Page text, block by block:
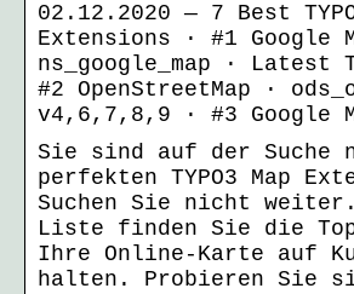
02.12.2020 — 7 Best
Extensions · #1 Google
ns_google_map · Latest
#2 OpenStreetMap ·
v4,6,7,8,9 · #3 Google
Sie sind auf der Suche
perfekten TYPO3 Map
Suchen Sie nicht
Liste finden Sie die
Ihre Online-Karte auf
halten. Probieren Sie